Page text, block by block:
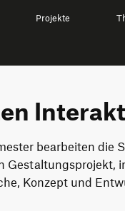
Projekte
bearbeiten die
Gestaltungsprojekt,
Konzept und